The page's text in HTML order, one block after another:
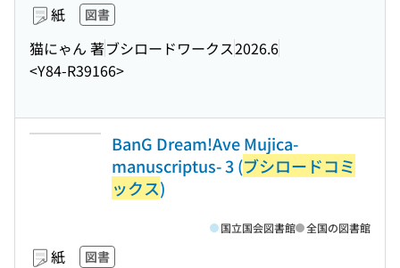
紙 図書
猫にゃん 著ブシロードワークス2026.6
<Y84-R39166>
BanG Dream!Ave Mujica-
manuscriptus- 3 (ブシロードコミ
ックス)
紙 図書
国立国会図書館 全国の図書館